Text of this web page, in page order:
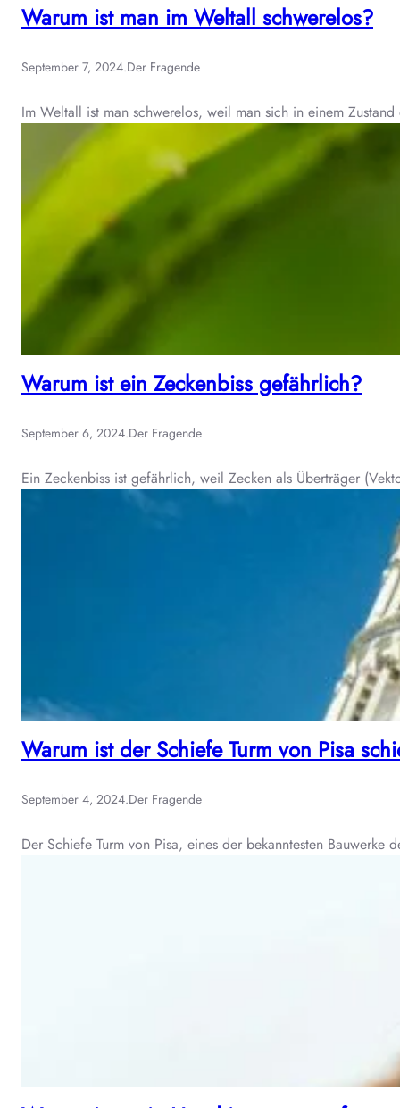
Warum ist man im Weltall schwerelos?
September 7, 2024.Der Fragende
Im Weltall ist man schwerelos, weil man sich in einem
Warum ist ein Zeckenbiss gefährlich?
September 6, 2024.Der Fragende
Ein Zeckenbiss ist gefährlich, weil Zecken als Überträger
Warum ist der Schiefe Turm von Pisa
September 4, 2024.Der Fragende
Der Schiefe Turm von Pisa, eines der bekanntesten